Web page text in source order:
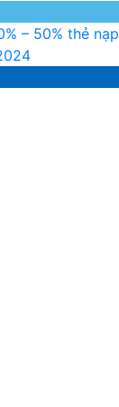
– 50% thẻ nạp